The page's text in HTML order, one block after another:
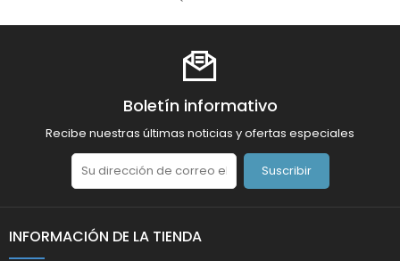
Boletín informativo
Recibe nuestras últimas noticias y ofertas especiales
Suscribir
INFORMACIÓN DE LA TIENDA